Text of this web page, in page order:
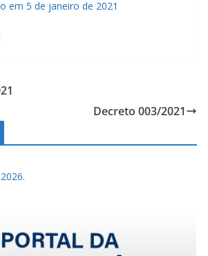
em 5 de janeiro de 2021
Decreto 003/2021